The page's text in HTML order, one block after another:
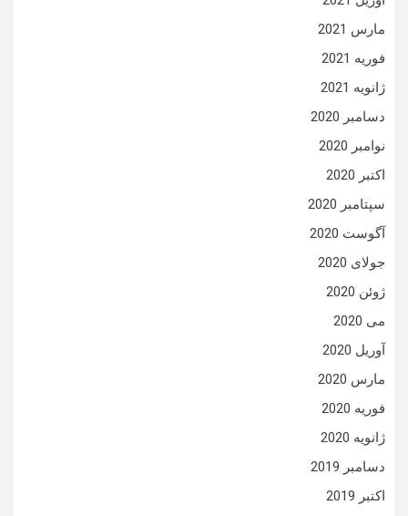
مارس 2021
فوریه 2021
ژانویه 2021
دسامبر 2020
نوامبر 2020
اکتبر 2020
سپتامبر 2020
آگوست 2020
جولای 2020
ژوئن 2020
می 2020
آوریل 2020
مارس 2020
فوریه 2020
ژانویه 2020
دسامبر 2019
اکتبر 2019